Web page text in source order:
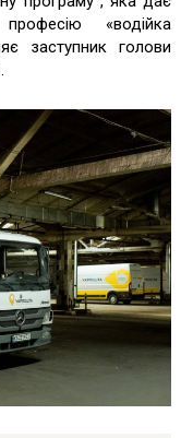
«водійка
заступник голови
.